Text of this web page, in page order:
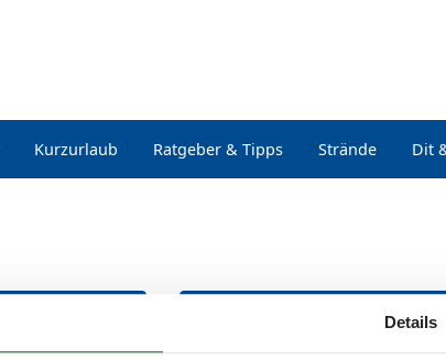
Kurzurlaub Ratgeber & Tipps Strände Dit
Details